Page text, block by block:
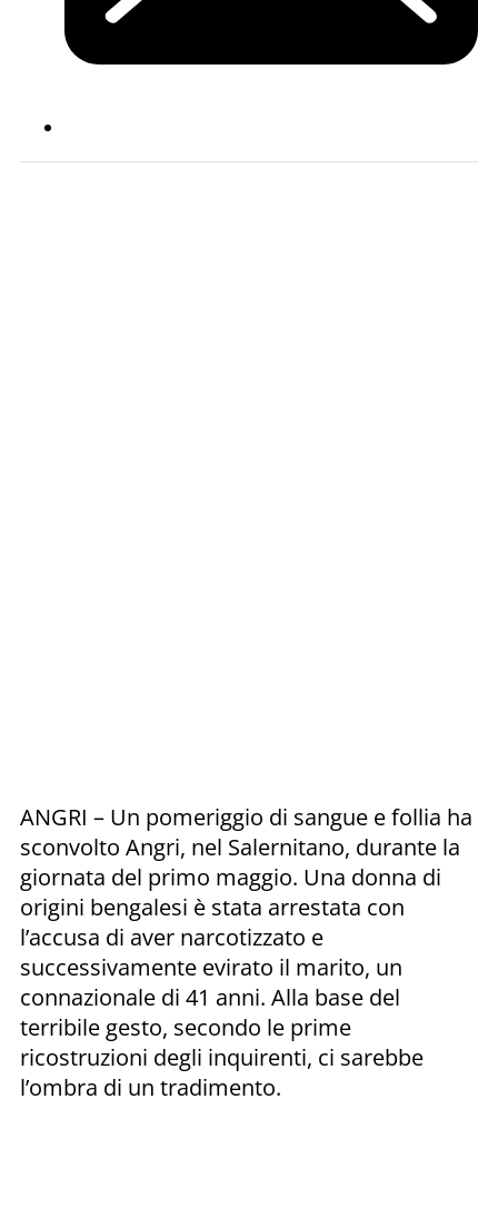
ANGRI – Un pomeriggio di sangue e follia ha
sconvolto Angri, nel Salernitano, durante la
giornata del primo maggio. Una donna di
origini bengalesi è stata arrestata con
l’accusa di aver narcotizzato e
successivamente evirato il marito, un
connazionale di 41 anni. Alla base del
terribile gesto, secondo le prime
ricostruzioni degli inquirenti, ci sarebbe
l’ombra di un tradimento.